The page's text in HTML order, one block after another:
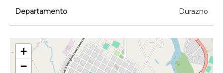
Departamento Durazno
+
−